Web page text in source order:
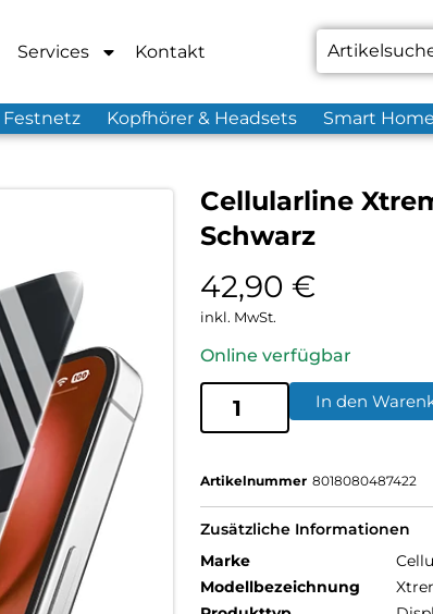
Services Kontakt
Festnetz Kopfhörer & Headsets Smart
Cellularline
Schwarz
42,90 €
inkl. MwSt.
Online verfügbar
In den
Artikelnummer 8018080487422
Zusätzliche Informationen
Marke
Modellbezeichnung